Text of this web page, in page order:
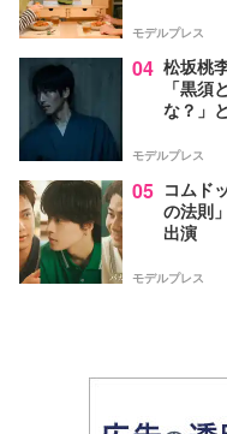
モデルプレス
04 松坂桃
「黒須
な？」
モデルプレス
05 コムド
の法則
出演
モデルプレス